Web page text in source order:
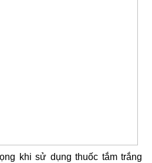
khi sử dụng thuốc tắm trắng